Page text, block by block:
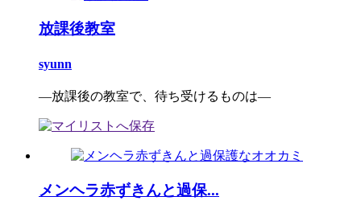
放課後教室
syunn
―放課後の教室で、待ち受けるものは―
メンヘラ赤ずきんと過保...